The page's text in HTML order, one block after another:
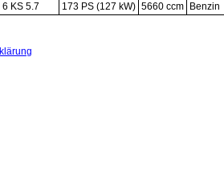
KS 5.7 173 PS (127 kW) 5660 ccm Benzin